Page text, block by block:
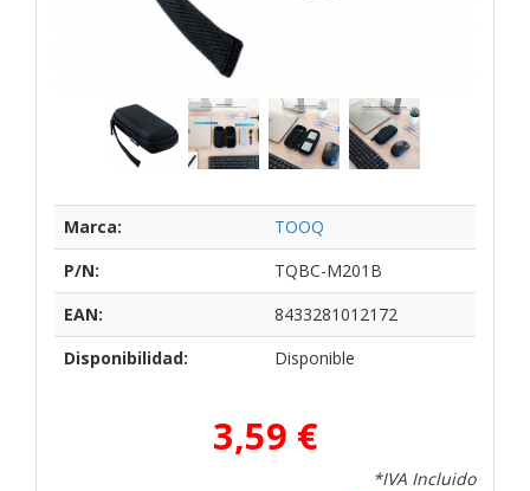
Marca:
TOOQ
P/N:
TQBC-M201B
EAN:
8433281012172
Disponibilidad:
Disponible
3,59 €
*IVA Incluido